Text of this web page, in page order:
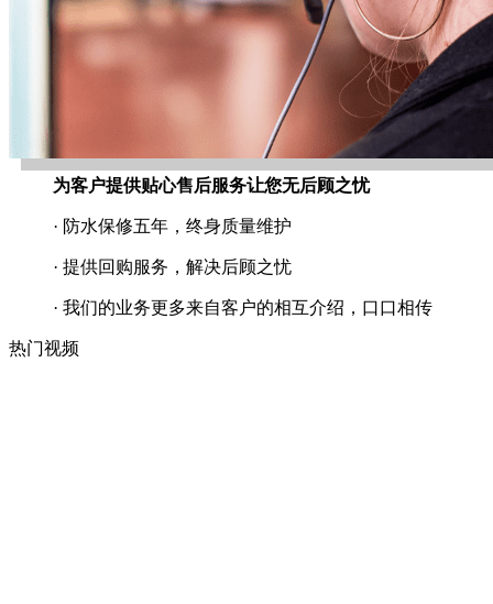
为客户提供贴心售后服务让您无后顾之忧
· 防水保修五年，终身质量维护
· 提供回购服务，解决后顾之忧
· 我们的业务更多来自客户的相互介绍，口口相传
热门视频